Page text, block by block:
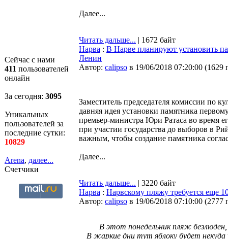
Сейчас с нами
411 пользователей
онлайн
За сегодня: 3095
Уникальных
пользователей за
последние сутки:
10829
Arena, далее...
Счетчики
Далее...
Читать дальше... | 1672 байт
Нарва : В Нарве планируют установить
Ленин
Автор: calipso в 19/06/2018 07:20:00 (1629
Заместитель председателя комиссии по
давняя идея установки памятника
премьер-министра Юри Ратаса во время
при участии государства до выборов в
важным, чтобы создание памятника
Далее...
Читать дальше... | 3220 байт
Нарва : Нарвскому пляжу требуется еще
Автор: calipso в 19/06/2018 07:10:00 (2777
В этот понедельник пляж
В жаркие дни тут яблоку будет